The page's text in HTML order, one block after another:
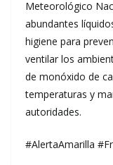
Meteorológico
abundantes
higiene para
ventilar los
de monóxido de
temperaturas y
autoridades.
#AlertaAmarilla